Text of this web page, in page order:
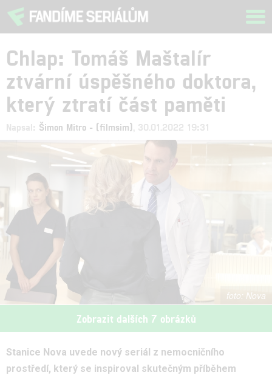
Chlap: Tomáš Maštalír
ztvární úspěšného doktora,
který ztratí část paměti
Napsal: Šimon Mitro - (filmsim) , 30.01.2022 19:31
Nova
Zobrazit dalších 7 obrázků
Stanice Nova uvede nový seriál z nemocničního
prostředí, který se inspiroval skutečným příběhem